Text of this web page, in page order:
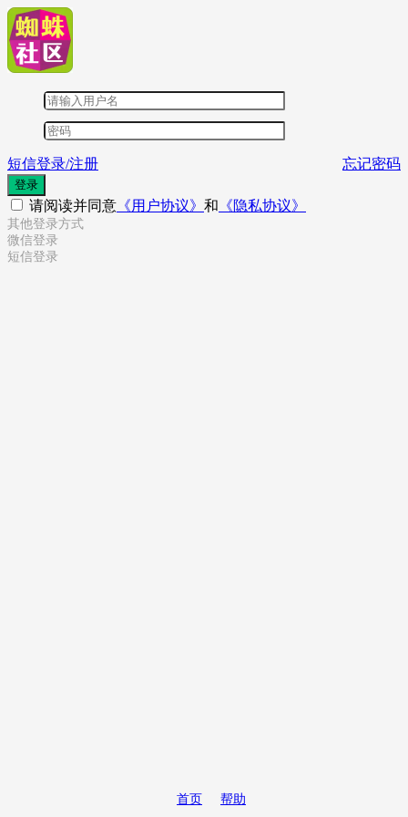
短信登录/注册 忘记密码
登录
请阅读并同意 《用户协议》 和 《隐私协议》
其他登录方式
微信登录
短信登录
首页 帮助